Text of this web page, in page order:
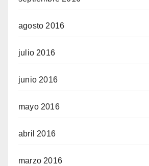
agosto 2016
julio 2016
junio 2016
mayo 2016
abril 2016
marzo 2016